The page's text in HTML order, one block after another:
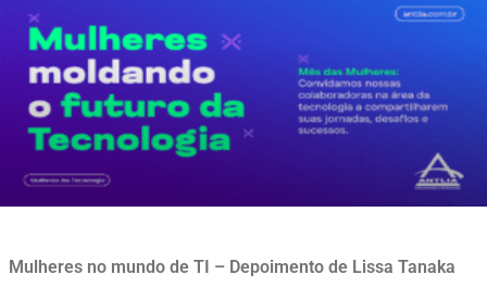
Mulheres no mundo de TI – Depoimento de Lissa Tanaka